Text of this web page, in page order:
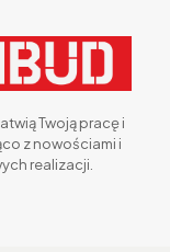
Twoją pracę i
z nowościami i
realizacji.